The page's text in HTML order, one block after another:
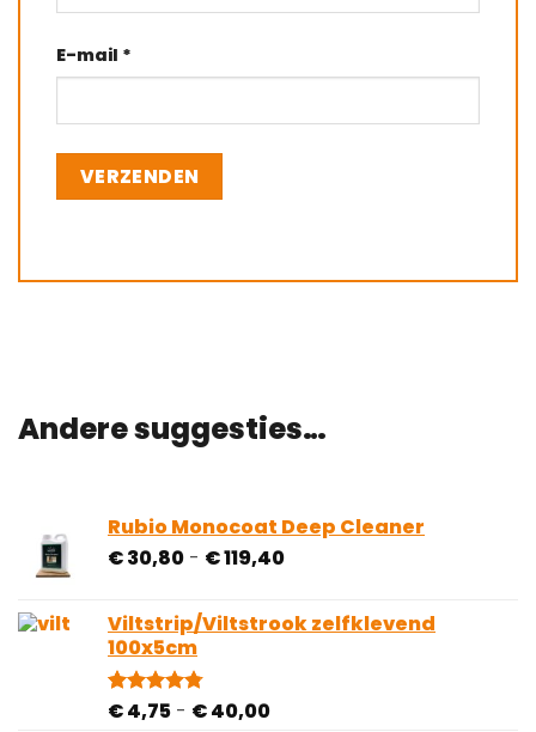
E-mail *
Andere suggesties…
Rubio Monocoat Deep Cleaner
€30,80 - €119,40Prijsklasse:
€ 119,40
Viltstrip/Viltstrook zelfklevend
100x5cm
Gewaardeerd
81
€4,75 - €40,00Prijsklasse: